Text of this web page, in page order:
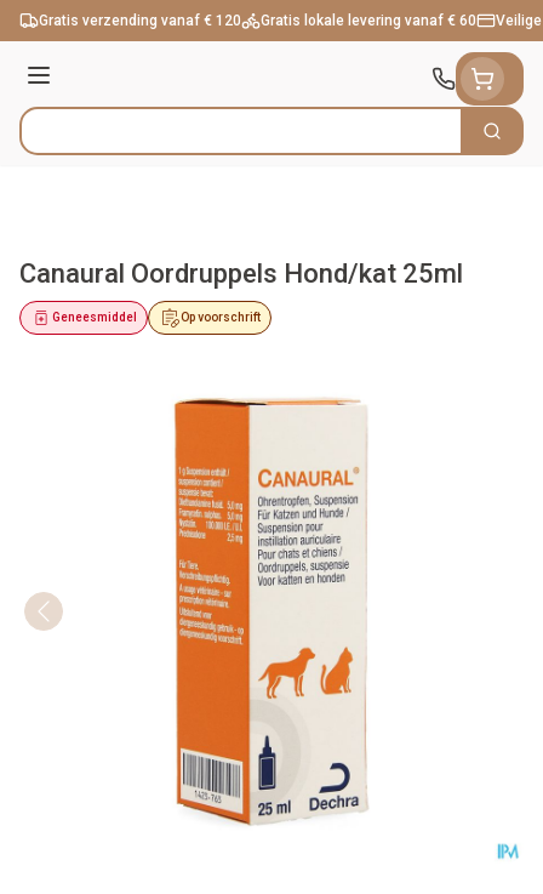
Ga naar de inhoud
Gratis verzending vanaf € 120 Gratis lokale levering vanaf € 60
Menu
Product, merk, categorie... Zoek
Canaural Oordruppels Hond/kat 25ml
Op voorschrift
Geneesmiddel